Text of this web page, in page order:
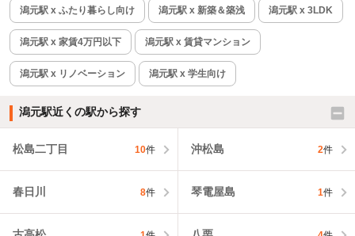
潟元駅 x ふたり暮らし向け 潟元駅 x 新築＆築浅 潟元駅 x 3LDK
潟元駅 x 家賃4万円以下 潟元駅 x 賃貸マンション
潟元駅 x リノベーション 潟元駅 x 学生向け
潟元駅近くの駅から探す
松島二丁目 10件 沖松島 2件
春日川 8件 琴電屋島 1件